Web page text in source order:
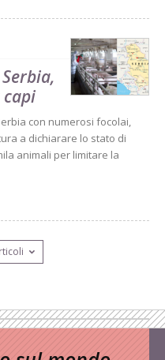
con numerosi focolai,
a dichiarare lo stato di
animali per limitare la